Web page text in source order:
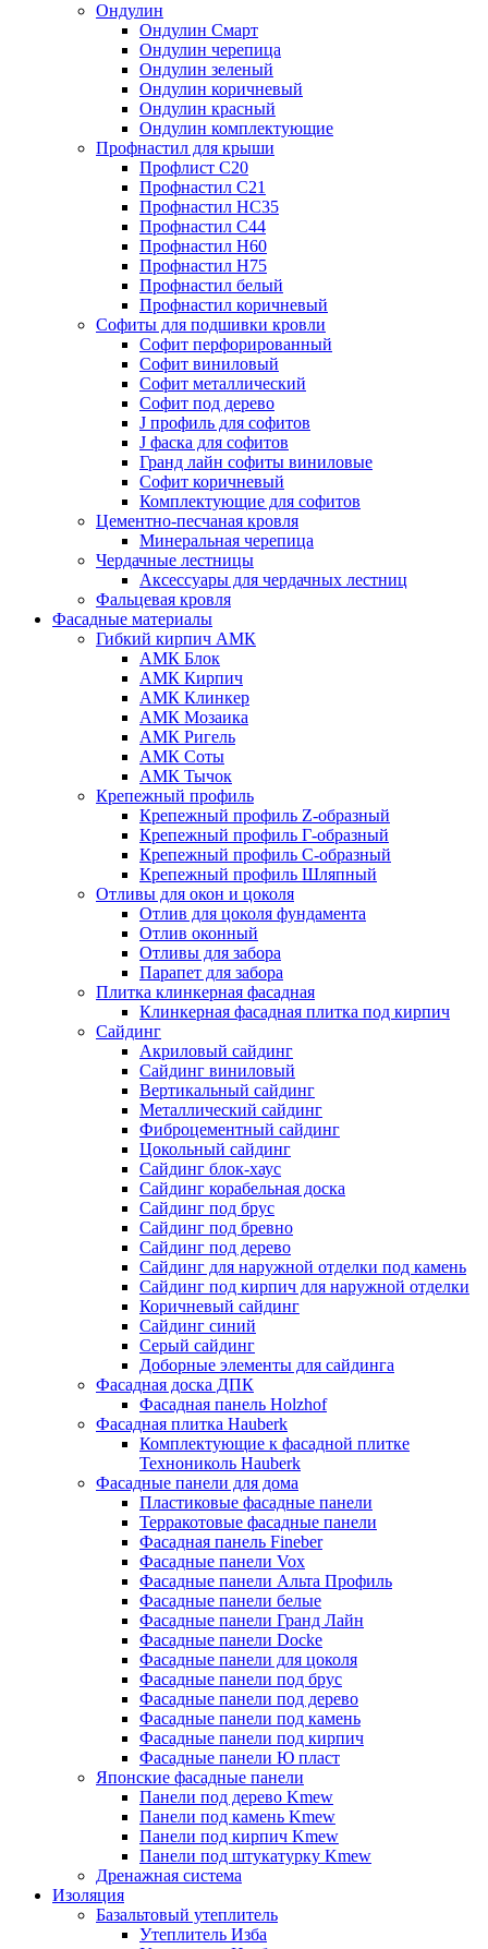
Ондулин
Ондулин Смарт
Ондулин черепица
Ондулин зеленый
Ондулин коричневый
Ондулин красный
Ондулин комплектующие
Профнастил для крыши
Профлист С20
Профнастил С21
Профнастил НС35
Профнастил С44
Профнастил Н60
Профнастил Н75
Профнастил белый
Профнастил коричневый
Софиты для подшивки кровли
Cофит перфорированный
Софит виниловый
Софит металлический
Софит под дерево
J профиль для софитов
J фаска для софитов
Гранд лайн софиты виниловые
Софит коричневый
Комплектующие для софитов
Цементно-песчаная кровля
Минеральная черепица
Чердачные лестницы
Аксессуары для чердачных лестниц
Фальцевая кровля
Фасадные материалы
Гибкий кирпич АМК
АМК Блок
АМК Кирпич
АМК Клинкер
АМК Мозаика
АМК Ригель
АМК Соты
АМК Тычок
Крепежный профиль
Крепежный профиль Z-образный
Крепежный профиль Г-образный
Крепежный профиль С-образный
Крепежный профиль Шляпный
Отливы для окон и цоколя
Отлив для цоколя фундамента
Отлив оконный
Отливы для забора
Парапет для забора
Плитка клинкерная фасадная
Клинкерная фасадная плитка под кирпич
Сайдинг
Акриловый сайдинг
Сайдинг виниловый
Вертикальный сайдинг
Металлический сайдинг
Фиброцементный сайдинг
Цокольный сайдинг
Сайдинг блок-хаус
Сайдинг корабельная доска
Сайдинг под брус
Сайдинг под бревно
Сайдинг под дерево
Сайдинг для наружной отделки под камень
Сайдинг под кирпич для наружной отделки
Коричневый сайдинг
Сайдинг синий
Серый сайдинг
Доборные элементы для сайдинга
Фасадная доска ДПК
Фасадная панель Holzhof
Фасадная плитка Hauberk
Комплектующие к фасадной плитке
Технониколь Hauberk
Фасадные панели для дома
Пластиковые фасадные панели
Терракотовые фасадные панели
Фасадная панель Fineber
Фасадные панели Vox
Фасадные панели Альта Профиль
Фасадные панели белые
Фасадные панели Гранд Лайн
Фасадные панели Docke
Фасадные панели для цоколя
Фасадные панели под брус
Фасадные панели под дерево
Фасадные панели под камень
Фасадные панели под кирпич
Фасадные панели Ю пласт
Японские фасадные панели
Панели под дерево Kmew
Панели под камень Kmew
Панели под кирпич Kmew
Панели под штукатурку Kmew
Дренажная система
Изоляция
Базальтовый утеплитель
Утеплитель Изба